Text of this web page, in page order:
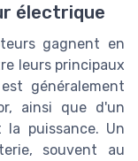
électrique
gagnent en
leurs principaux
généralement
ainsi que d'un
puissance. Un
souvent au